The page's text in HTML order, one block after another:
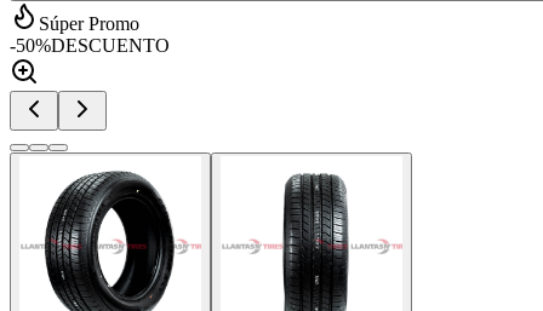
Súper Promo
-50%DESCUENTO